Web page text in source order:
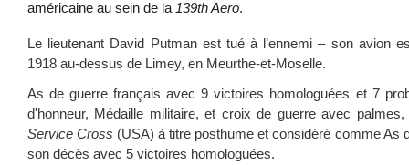
américaine au sein de la 139th Aero.
Le lieutenant David Putman est tué à l’ennemi – son avion
1918 au-dessus de Limey, en Meurthe-et-Moselle.
As de guerre français avec 9 victoires homologuées et 7
d'honneur, Médaille militaire, et croix de guerre avec
Service Cross (USA) à titre posthume et considéré comme As
son décès avec 5 victoires homologuées.